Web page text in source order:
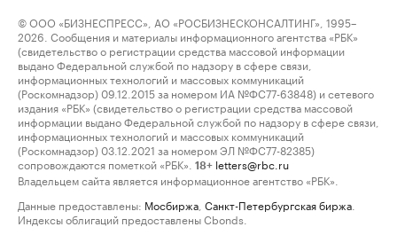
© ООО «БИЗНЕСПРЕСС», АО «РОСБИЗНЕСКОНСАЛТИНГ», 1995–
2026. Сообщения и материалы информационного агентства «РБК»
(свидетельство о регистрации средства массовой информации
выдано Федеральной службой по надзору в сфере связи,
информационных технологий и массовых коммуникаций
(Роскомнадзор) 09.12.2015 за номером ИА №ФС77-63848) и сетевого
издания «РБК» (свидетельство о регистрации средства массовой
информации выдано Федеральной службой по надзору в сфере связи,
информационных технологий и массовых коммуникаций
(Роскомнадзор) 03.12.2021 за номером ЭЛ №ФС77-82385)
сопровождаются пометкой «РБК».
18+ letters@rbc.ru
Владельцем сайта является информационное агентство «РБК».
Данные предоставлены: Мосбиржа Санкт-Петербургская биржа
Индексы облигаций предоставлены Cbonds.